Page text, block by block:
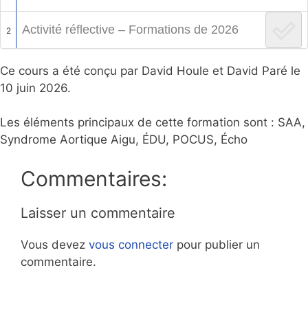
2 Activité réflective – Formations de 2026
Ce cours a été conçu par David Houle et David Paré le
10 juin 2026.
Les éléments principaux de cette formation sont : SAA,
Syndrome Aortique Aigu, ÉDU, POCUS, Écho
Commentaires:
Laisser un commentaire
Vous devez vous connecter pour publier un
commentaire.